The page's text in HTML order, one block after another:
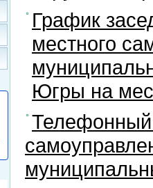
График
местного
Югры на
Телефонный